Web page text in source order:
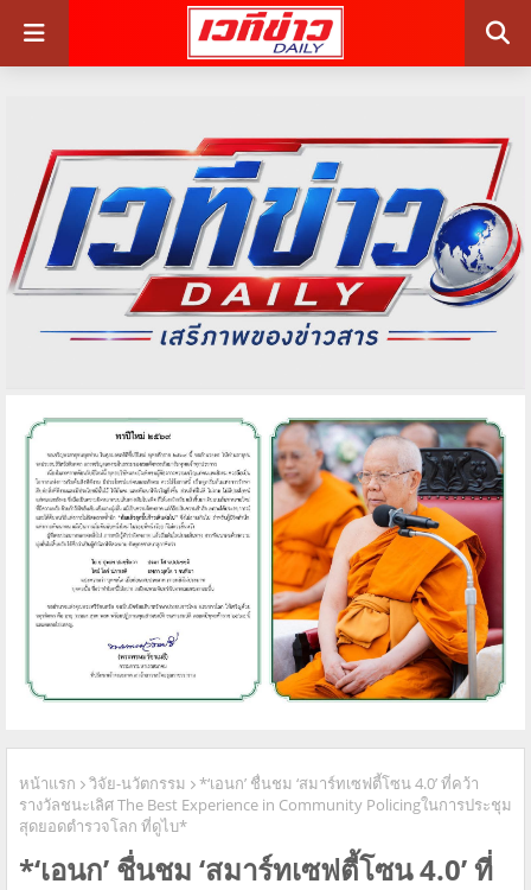
หน้าแรก วิจัย-นวัตกรรม
*‘เอนก’ ชื่นชม ‘สมาร์ทเซฟตี้โซน 4.0’ ที่คว้า
รางวัลชนะเลิศ The Best Experience in Community Policingในการประชุม
สุดยอดตํารวจโลก ที่ดูไบ*
*‘เอนก’ ชื่นชม ‘สมาร์ทเซฟตี้โซน 4.0’ ที่